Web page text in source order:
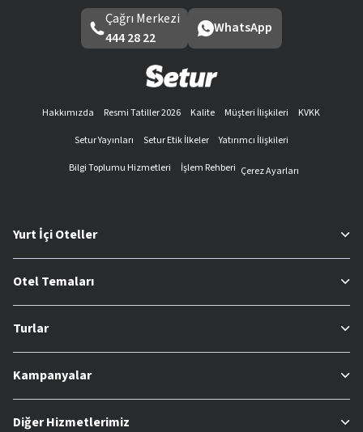
Çağrı Merkezi
444 28 22
WhatsApp
Hakkımızda Resmi Tatiller 2026 Kalite Müşteri İlişkileri
KVKK
Setur Yayınları
Setur Etik İlkeler
Yatırımcı İlişkileri
Bilgi Toplumu Hizmetleri
İşlem Rehberi Çerez Ayarları
Yurt İçi Oteller
Otel Temaları
Turlar
Kampanyalar
Diğer Hizmetlerimiz